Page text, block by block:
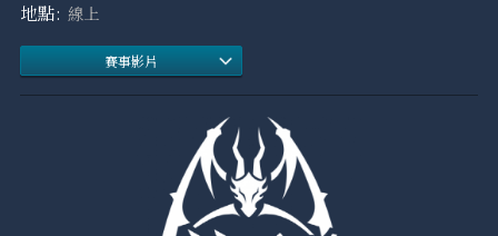
線上
賽事影片